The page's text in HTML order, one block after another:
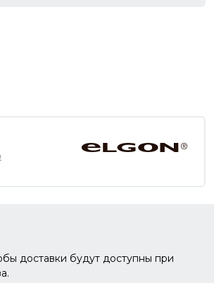
доставки будут доступны при